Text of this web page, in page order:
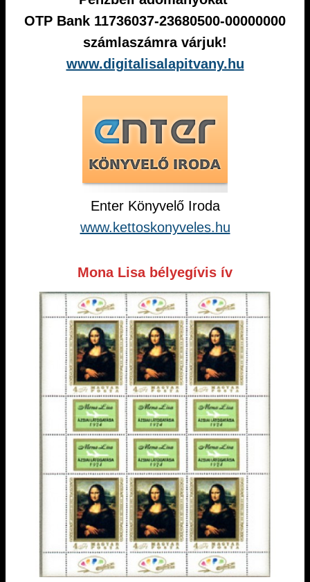
OTP Bank 11736037-23680500-00000000
számlaszámra várjuk!
www.digitalisalapitvany.hu
Enter Könyvelő Iroda
www.kettoskonyveles.hu
Mona Lisa bélyegívis ív